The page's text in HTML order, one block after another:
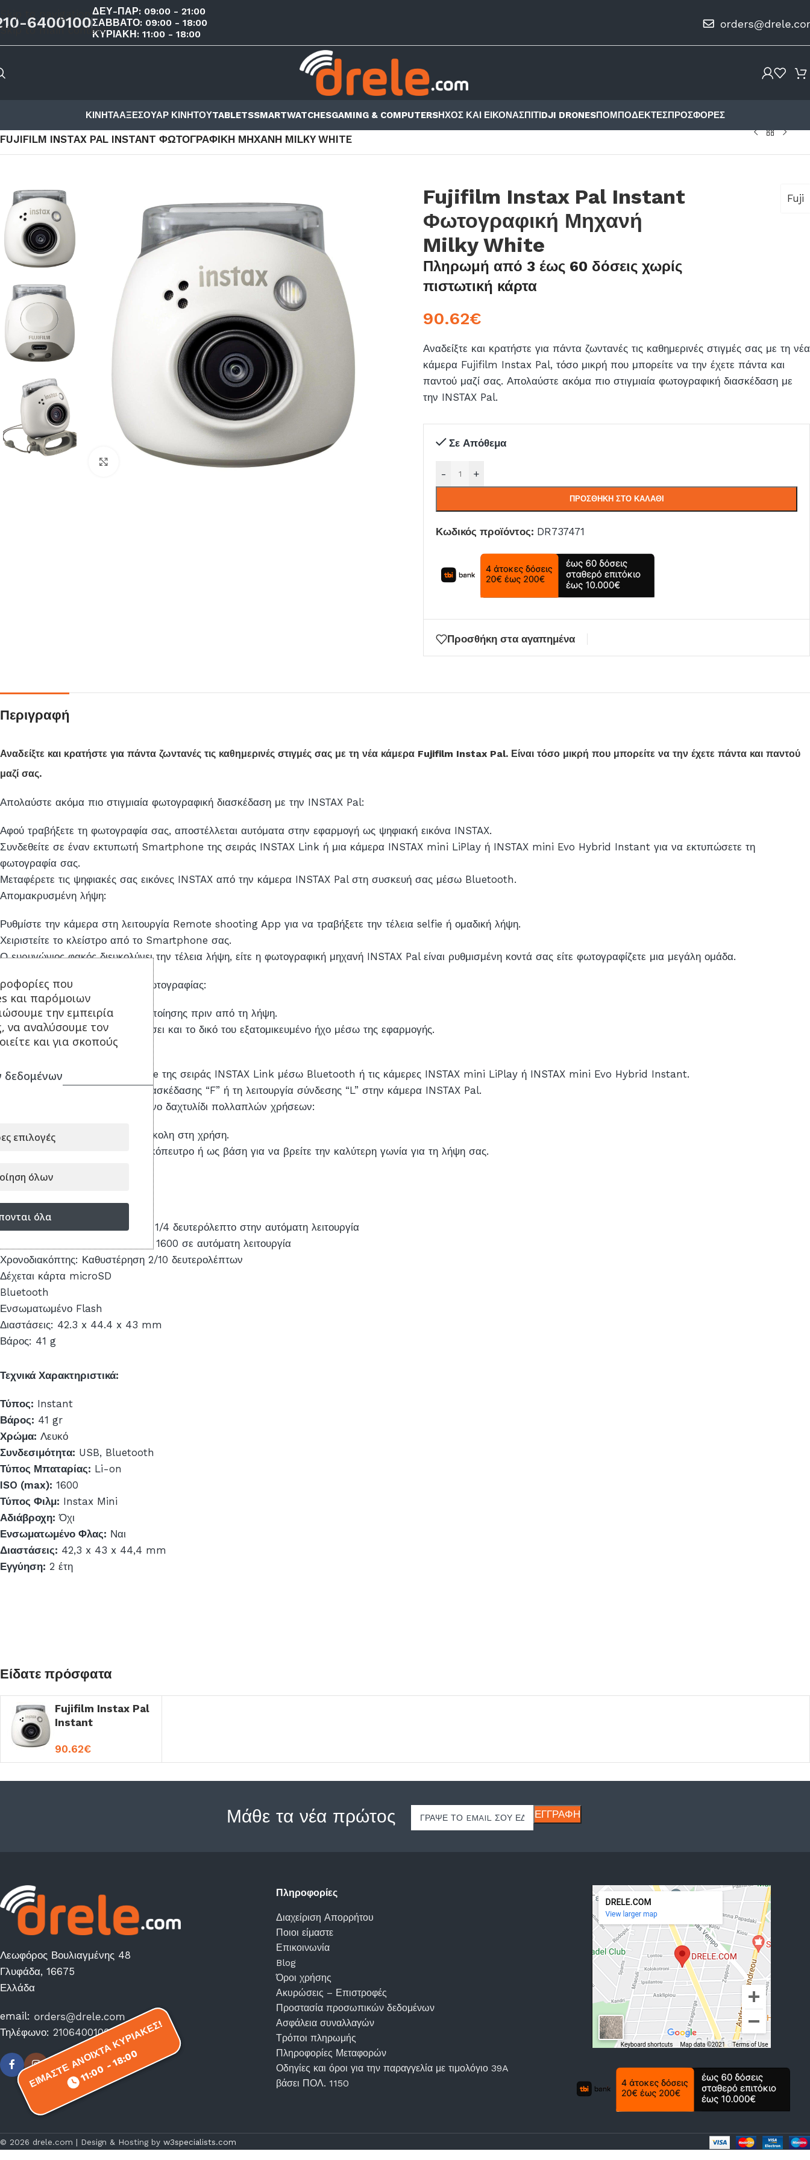
ΕΙΜΑΣΤΕ ΑΝΟΙΧΤΑ ΚΥΡΙΑΚΕΣ!
11:00 - 18:00
Skip to main content
6400100
ΔΕΥ-ΠΑΡ: 09:00 - 21:00
ΣΑΒΒΑΤΟ: 09:00 - 18:00
ΚΥΡΙΑΚΗ: 11:00 - 18:00
ΚΙΝΗΤΑΑΞΕΣΟΥΑΡ ΚΙΝΗΤΟΥTABLETSSMARTWATCHESGAMING & COMPUTERSΗΧΟΣ ΚΑΙ ΕΙΚΟΝΑΣΠΙΤΙDJI DRONESΠΟΜΠΟΔΈΚΤΕΣΠΡΟΣΦΟΡΈΣ
FUJIFILM INSTAX PAL INSTANT ΦΩΤΟΓΡΑΦΙΚΉ ΜΗΧΑΝΉ MILKY WHITE
Click to enlarge
Fujifilm Instax Pal Instant
Φωτογραφική Μηχανή
Milky White
Πληρωμή από 3 έως 60 δόσεις χωρίς
πιστωτική κάρτα
Fuji
90.62€
Αναδείξτε και κρατήστε για πάντα ζωντανές τις καθημερινές στιγμές σας με τη νέα
κάμερα Fujifilm Instax Pal, τόσο μικρή που μπορείτε να την έχετε πάντα και
παντού μαζί σας. Απολαύστε ακόμα πιο στιγμιαία φωτογραφική διασκέδαση με
την INSTAX Pal.
Σε Απόθεμα
- +
ΠΡΟΣΘΉΚΗ ΣΤΟ ΚΑΛΆΘΙ
Κωδικός προϊόντος: DR737471
Προσθήκη στα αγαπημένα
Περιγραφή
Αναδείξτε και κρατήστε για πάντα ζωντανές τις καθημερινές στιγμές σας με τη νέα κάμερα Fujifilm Instax Pal. Είναι τόσο μικρή που μπορείτε να την έχετε πάντα και παντού
μαζί σας.
Απολαύστε ακόμα πιο στιγμιαία φωτογραφική διασκέδαση με την INSTAX Pal:
Αφού τραβήξετε τη φωτογραφία σας, αποστέλλεται αυτόματα στην εφαρμογή ως ψηφιακή εικόνα INSTAX.
Συνδεθείτε σε έναν εκτυπωτή Smartphone της σειράς INSTAX Link ή μια κάμερα INSTAX mini LiPlay ή INSTAX mini Evo Hybrid Instant για να εκτυπώσετε τη
φωτογραφία σας.
Μεταφέρετε τις ψηφιακές σας εικόνες INSTAX από την κάμερα INSTAX Pal στη συσκευή σας μέσω Bluetooth.
Απομακρυσμένη λήψη:
Ρυθμίστε την κάμερα στη λειτουργία Remote shooting App για να τραβήξετε την τέλεια selfie ή ομαδική λήψη.
Χειριστείτε το κλείστρο από το Smartphone σας.
Ο ευρυγώνιος φακός διευκολύνει την τέλεια λήψη, είτε η φωτογραφική μηχανή INSTAX Pal είναι ρυθμισμένη κοντά σας είτε φωτογραφίζετε μια μεγάλη ομάδα.
Προσαρμόσιμοι ήχοι για λήψη φωτογραφίας:
Έχει 5 διαφορετικούς ήχους ειδοποίησης πριν από τη λήψη.
Ο χρήστης μπορεί να δημιουργήσει και το δικό του εξατομικευμένο ήχο μέσω της εφαρμογής.
Εκτυπώστε τις εικόνες σας:
Από έναν εκτυπωτή Smartphone της σειράς INSTAX Link μέσω Bluetooth ή τις κάμερες INSTAX mini LiPlay ή INSTAX mini Evo Hybrid Instant.
Χρησιμοποιήστε τη λειτουργία διασκέδασης “F” ή τη λειτουργία σύνδεσης “L” στην κάμερα INSTAX Pal.
Το περιλαμβανόμενο αποσπώμενο δαχτυλίδι πολλαπλών χρήσεων:
Κάνει την κάμερα INSTAX Pal εύκολη στη χρήση.
Μπορεί να χρησιμοποιηθεί ως σκόπευτρο ή ως βάση για να βρείτε την καλύτερη γωνία για τη λήψη σας.
Μέγιστο διάφραγμα: f/2.2
Ταχύτητα κλείστρου: 1/8000 έως 1/4 δευτερόλεπτο στην αυτόματη λειτουργία
Εύρος ευαισθησίας ISO: 100 έως 1600 σε αυτόματη λειτουργία
Χρονοδιακόπτης: Καθυστέρηση 2/10 δευτερολέπτων
Δέχεται κάρτα microSD
Bluetooth
Ενσωματωμένο Flash
Διαστάσεις: 42.3 x 44.4 x 43 mm
Βάρος: 41 g
Τεχνικά Χαρακτηριστικά:
Τύπος: Instant
Βάρος: 41 gr
Χρώμα: Λευκό
Συνδεσιμότητα: USB, Bluetooth
Τύπος Μπαταρίας: Li-on
ISO (max): 1600
Τύπος Φιλμ: Instax Mini
Αδιάβροχη: Όχι
Ενσωματωμένο Φλας: Ναι
Διαστάσεις: 42,3 x 43 x 44,4 mm
Εγγύηση: 2 έτη
Είδατε πρόσφατα
Fujifilm Instax Pal
Instant
Μηχανή Milky
White
90.62€
Μάθε τα νέα πρώτος
Λεωφόρος Βουλιαγμένης 48
Γλυφάδα, 16675
Ελλάδα
email:
Τηλέφωνο: 2106400100
ΕΙΜΑΣΤΕ ΑΝΟΙΧΤΑ ΚΥΡΙΑΚΕΣ!
11:00 - 18:00
Πληροφορίες
Διαχείριση Απορρήτου
Ποιοι είμαστε
Επικοινωνία
Blog
Όροι χρήσης
Ακυρώσεις – Επιστροφές
Προστασία προσωπικών δεδομένων
Ασφάλεια συναλλαγών
Τρόποι πληρωμής
Πληροφορίες Μεταφορών
Οδηγίες και όροι για την παραγγελία με τιμολόγιο 39A
βάσει ΠΟΛ. 1150
© 2026 drele.com | Design & Hosting by w3specialists.com
που
και παρόμοιων
την εμπειρία
να αναλύσουμε τον
και για σκοπούς
επιλογές
όλων
όλα